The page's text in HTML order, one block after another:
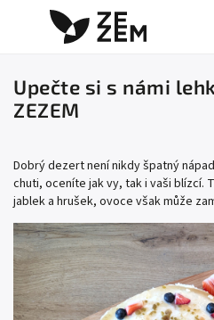
Upečte si s námi
ZEZEM
Dobrý dezert není nikdy špatný
chuti, oceníte jak vy, tak i vaši blízcí.
jablek a hrušek, ovoce však může